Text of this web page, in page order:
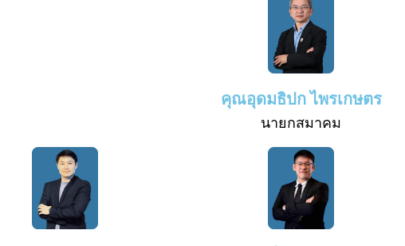
คุณอุดมธิปก ไพรเกษตร
นายกสมาคม